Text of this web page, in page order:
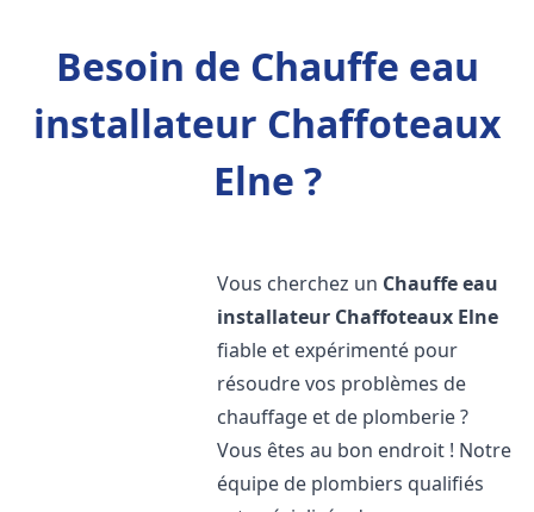
Besoin de Chauffe eau
installateur Chaffoteaux
Elne ?
Vous cherchez un Chauffe eau
installateur Chaffoteaux Elne
fiable et expérimenté pour
résoudre vos problèmes de
chauffage et de plomberie ?
Vous êtes au bon endroit ! Notre
équipe de plombiers qualifiés